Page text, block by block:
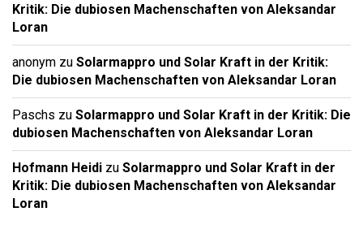
Kritik: Die dubiosen Machenschaften von Aleksandar
Loran
anonym zu Solarmappro und Solar Kraft in der Kritik:
Die dubiosen Machenschaften von Aleksandar Loran
Paschs zu Solarmappro und Solar Kraft in der Kritik: Die
dubiosen Machenschaften von Aleksandar Loran
Hofmann Heidi zu Solarmappro und Solar Kraft in der
Kritik: Die dubiosen Machenschaften von Aleksandar
Loran